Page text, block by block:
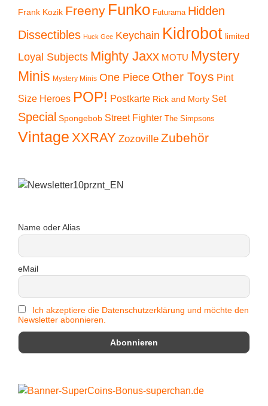
Frank Kozik Freeny Funko Futurama Hidden
Dissectibles Huck Gee Keychain Kidrobot limited
Loyal Subjects Mighty Jaxx MOTU Mystery
Minis Mystery Minis One Piece Other Toys Pint
Size Heroes POP! Postkarte Rick and Morty Set
Special Spongebob Street Fighter The Simpsons
Vintage XXRAY Zozoville Zubehör
Name oder Alias
eMail
Ich akzeptiere die Datenschutzerklärung und möchte den
Newsletter abonnieren.